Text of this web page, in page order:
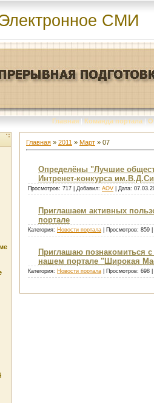
СМИ
Главная | Команда портала | О
Главная » 2011 » Март » 07
Определёны "Лучшие
Интренет-конкурса
Просмотров: 717 | Добавил: AOV | Дата:
Приглашаем активных
портале
Категория: Новости портала | Просмотров: 859
Приглашаю познакомиться
нашем портале "Широкая
Категория: Новости портала | Просмотров: 698